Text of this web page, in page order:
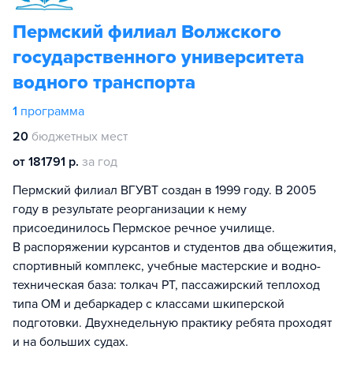
Пермский филиал Волжского
государственного университета
водного транспорта
1 программа
20 бюджетных мест
от 181791 р. за год
Пермский филиал ВГУВТ создан в 1999 году. В 2005
году в результате реорганизации к нему
присоединилось Пермское речное училище.
В распоряжении курсантов и студентов два общежития,
спортивный комплекс, учебные мастерские и водно-
техническая база: толкач РТ, пассажирский теплоход
типа ОМ и дебаркадер с классами шкиперской
подготовки. Двухнедельную практику ребята проходят
и на больших судах.